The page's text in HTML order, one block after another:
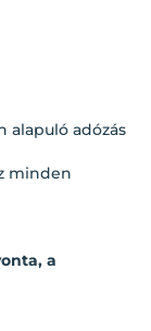
alapuló adózás
minden
a